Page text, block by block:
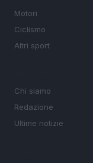
Motori
Ciclismo
Altri sport
Chi siamo
Redazione
Ultime notizie